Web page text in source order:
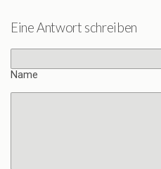
Eine Antwort schreiben
Name